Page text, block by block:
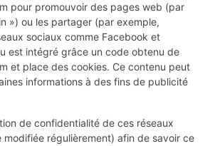
pour promouvoir des pages web (par
») ou les partager (par exemple,
sociaux comme Facebook et
est intégré grâce un code obtenu de
et place des cookies. Ce contenu peut
informations à des fins de publicité
de confidentialité de ces réseaux
régulièrement) afin de savoir ce